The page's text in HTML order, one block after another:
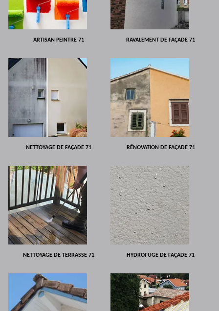
ARTISAN PEINTRE 71 RAVALEMENT DE FAÇADE 71
NETTOYAGE DE FAÇADE 71 RÉNOVATION DE FAÇADE 71
NETTOYAGE DE TERRASSE 71 HYDROFUGE DE FAÇADE 71